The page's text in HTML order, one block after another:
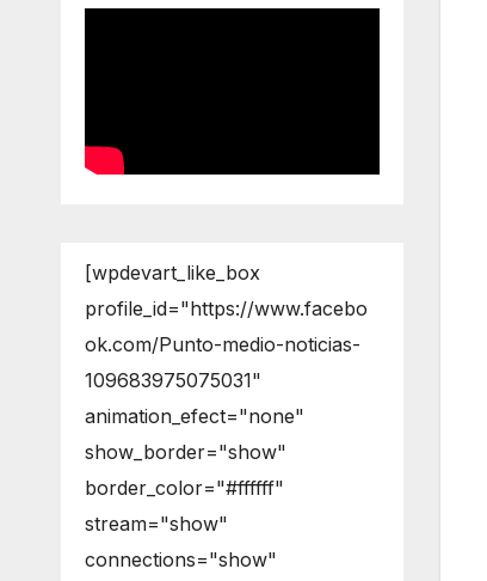
[wpdevart_like_box
profile_id="https://www.facebo
ok.com/Punto-medio-noticias-
109683975075031"
animation_efect="none"
show_border="show"
border_color="#ffffff"
stream="show"
connections="show"